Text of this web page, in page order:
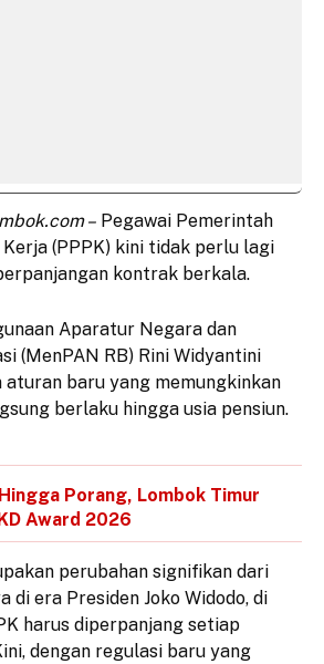
– Pegawai Pemerintah
(PPPK) kini tidak perlu lagi
kontrak berkala.
Aparatur Negara dan
(MenPAN RB) Rini Widyantini
aturan baru yang memungkinkan
berlaku hingga usia pensiun.
Porang, Lombok Timur
Award 2026
perubahan signifikan dari
di era Presiden Joko Widodo, di
harus diperpanjang setiap
dengan regulasi baru yang